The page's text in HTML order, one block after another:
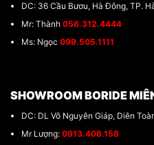
DC: 36 Cầu Bươu, Hà Đông, TP.
Mr: Thành 056.312.4444
Ms: Ngọc 099.505.1111
SHOWROOM BORIDE
DC: DL Võ Nguyên Giáp, Diên
Mr Lượng: 0913.408.158